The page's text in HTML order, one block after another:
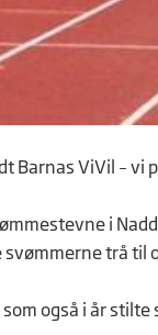
Barnas ViVil –
i
trå til
også i år